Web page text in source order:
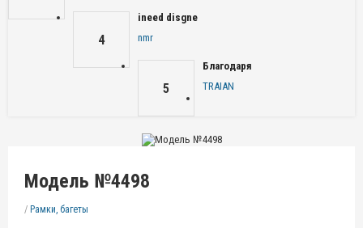
4
ineed disgne
nmr
5
Благодаря
TRAIAN
Модель №4498
/ Рамки, багеты